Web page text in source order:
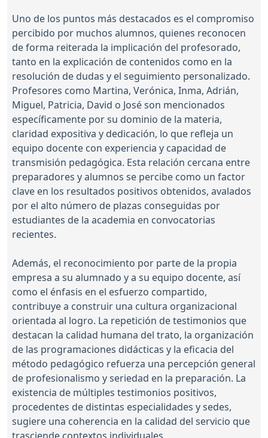
Uno de los puntos más destacados es el compromiso
percibido por muchos alumnos, quienes reconocen
de forma reiterada la implicación del profesorado,
tanto en la explicación de contenidos como en la
resolución de dudas y el seguimiento personalizado.
Profesores como Martina, Verónica, Inma, Adrián,
Miguel, Patricia, David o José son mencionados
específicamente por su dominio de la materia,
claridad expositiva y dedicación, lo que refleja un
equipo docente con experiencia y capacidad de
transmisión pedagógica. Esta relación cercana entre
preparadores y alumnos se percibe como un factor
clave en los resultados positivos obtenidos, avalados
por el alto número de plazas conseguidas por
estudiantes de la academia en convocatorias
recientes.
Además, el reconocimiento por parte de la propia
empresa a su alumnado y a su equipo docente, así
como el énfasis en el esfuerzo compartido,
contribuye a construir una cultura organizacional
orientada al logro. La repetición de testimonios que
destacan la calidad humana del trato, la organización
de las programaciones didácticas y la eficacia del
método pedagógico refuerza una percepción general
de profesionalismo y seriedad en la preparación. La
existencia de múltiples testimonios positivos,
procedentes de distintas especialidades y sedes,
sugiere una coherencia en la calidad del servicio que